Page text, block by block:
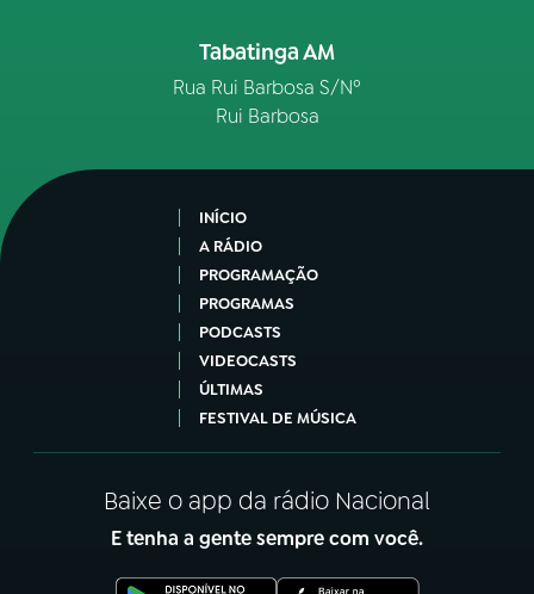
Tabatinga AM
Rua Rui Barbosa S/Nº
Rui Barbosa
INÍCIO
A RÁDIO
PROGRAMAÇÃO
PROGRAMAS
PODCASTS
VIDEOCASTS
ÚLTIMAS
FESTIVAL DE MÚSICA
Baixe o app da rádio Nacional
E tenha a gente sempre com você.